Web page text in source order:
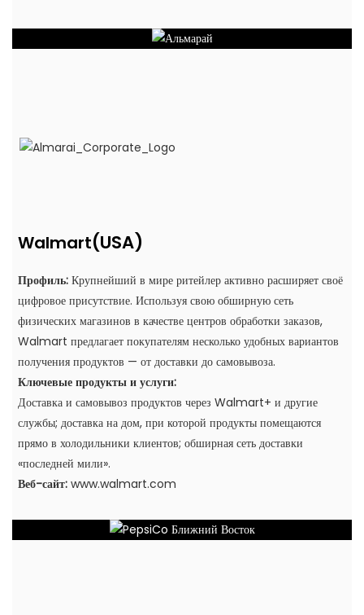
Walmart(USA)
Профиль:Крупнейший в мире ритейлер активно расширяет своё
цифровое присутствие. Используя свою обширную сеть
физических магазинов в качестве центров обработки заказов,
Walmart предлагает покупателям несколько удобных вариантов
получения продуктов — от доставки до самовывоза.
Ключевые продукты и услуги:
Доставка и самовывоз продуктов через Walmart+ и другие
службы; доставка на дом, при которой продукты помещаются
прямо в холодильники клиентов; обширная сеть доставки
«последней мили».
Веб-сайт: www.walmart.com